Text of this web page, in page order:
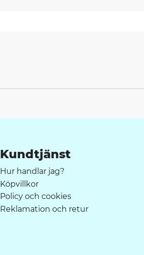
Kundtjänst
Hur handlar jag?
Köpvillkor
Policy och cookies
Reklamation och retur